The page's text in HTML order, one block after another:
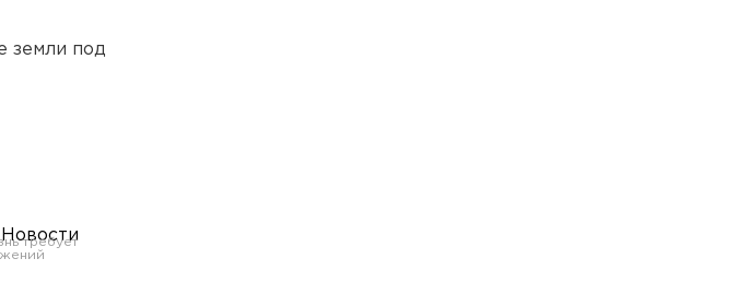
земли под